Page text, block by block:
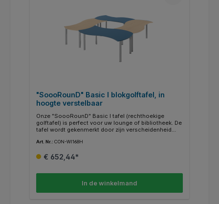
"SoooRounD" Basic I blokgolftafel, in
hoogte verstelbaar
Onze "SoooRounD" Basic I tafel (rechthoekige
golftafel) is perfect voor uw lounge of bibliotheek. De
tafel wordt gekenmerkt door zijn verscheidenheid
zijden passen als puzzelstukjes in elkaar. Het frame
van 60 mm. Traploos in hoogte verstelbaar van 58-
zijn bijzonder gemakkelijk schoon te maken en
kunnen natuurlijk met een vochtige doek worden
Art. Nr.: CON-WI168H
€ 652,44*
In de winkelmand